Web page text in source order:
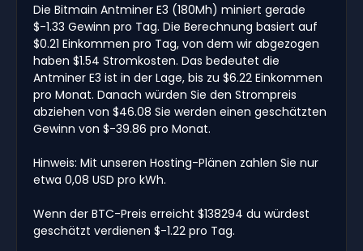
Die Bitmain Antminer E3 (180Mh) miniert gerade
$-1.33 Gewinn pro Tag. Die Berechnung basiert auf
$0.21 Einkommen pro Tag, von dem wir abgezogen
haben $1.54 Stromkosten. Das bedeutet die
Antminer E3 ist in der Lage, bis zu $6.22 Einkommen
pro Monat. Danach würden Sie den Strompreis
abziehen von $46.08 Sie werden einen geschätzten
Gewinn von $-39.86 pro Monat.
Hinweis: Mit unseren Hosting-Plänen zahlen Sie nur
etwa 0,08 USD pro kWh.
Wenn der BTC-Preis erreicht $138294 du würdest
geschätzt verdienen $-1.22 pro Tag.